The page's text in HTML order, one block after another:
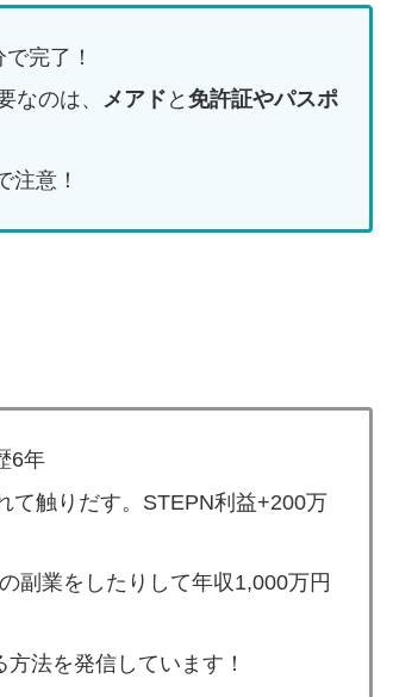
完了！
なのは、 メアド と 免許証やパスポ
注意！
6年
て触りだす。STEPN利益+200万
副業をしたりして年収1,000万円
法を発信しています！